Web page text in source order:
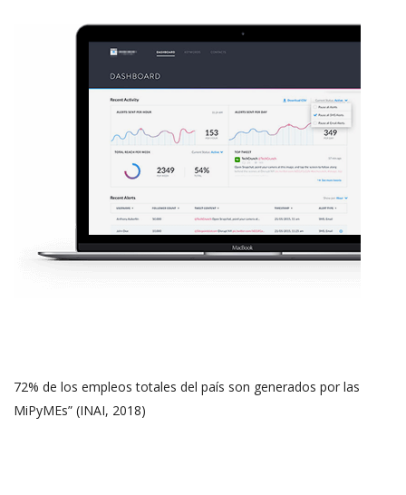
72% de los empleos totales del país son generados por las
MiPyMEs” (INAI, 2018)